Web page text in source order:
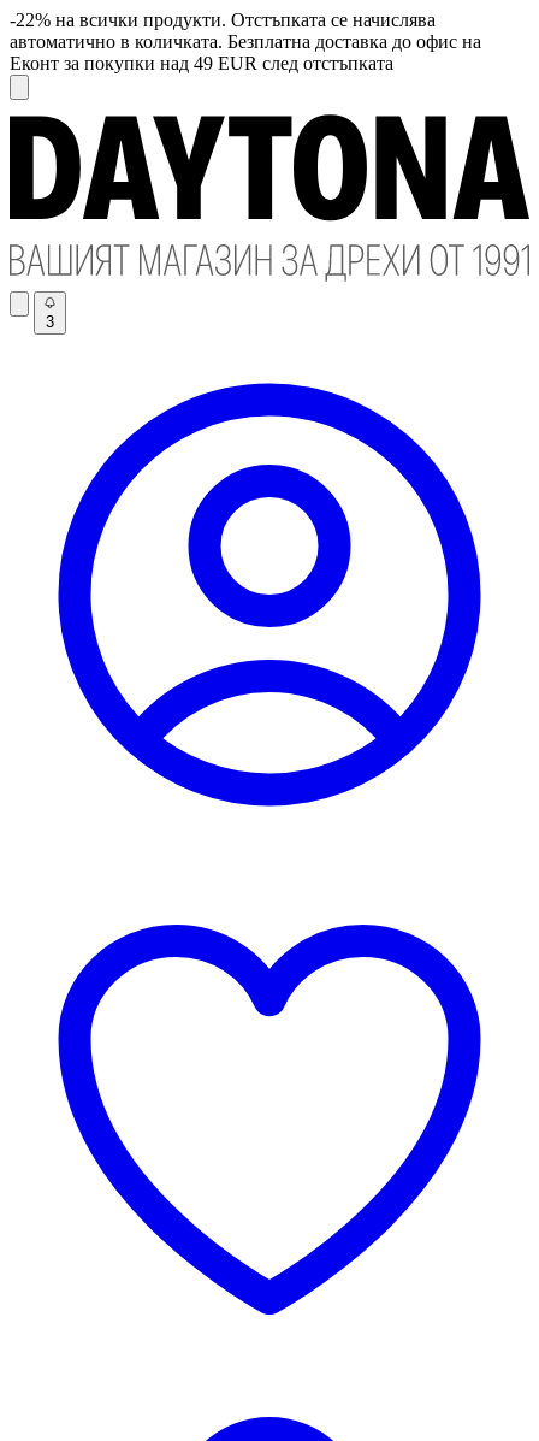
-22% на всички продукти. Отстъпката се начислява
автоматично в количката. Безплатна доставка до офис на
Еконт за покупки над 49 EUR след отстъпката
3